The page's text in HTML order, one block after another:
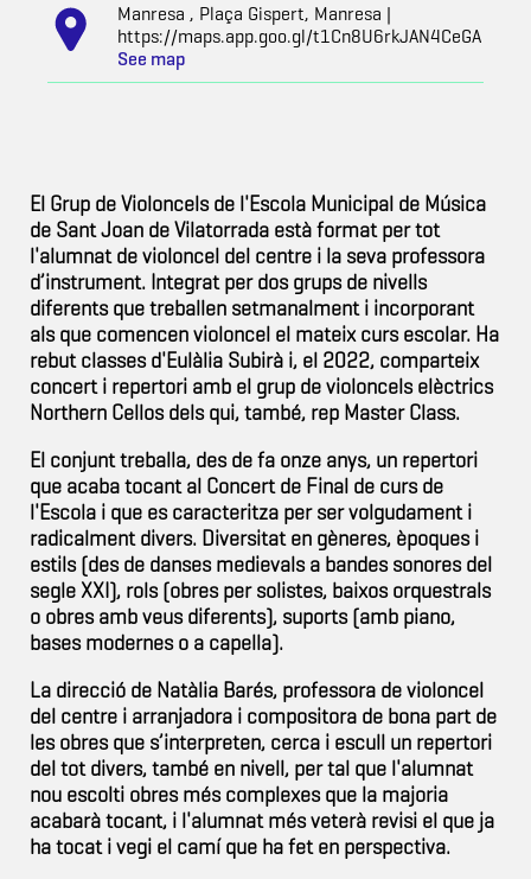
Manresa , Plaça Gispert, Manresa |
https://maps.app.goo.gl/t1Cn8U6rkJAN4CeGA
See map
El Grup de Violoncels de l'Escola Municipal de Música
de Sant Joan de Vilatorrada està format per tot
l'alumnat de violoncel del centre i la seva professora
d’instrument. Integrat per dos grups de nivells
diferents que treballen setmanalment i incorporant
als que comencen violoncel el mateix curs escolar. Ha
rebut classes d'Eulàlia Subirà i, el 2022, comparteix
concert i repertori amb el grup de violoncels elèctrics
Northern Cellos dels qui, també, rep Master Class.
El conjunt treballa, des de fa onze anys, un repertori
que acaba tocant al Concert de Final de curs de
l'Escola i que es caracteritza per ser volgudament i
radicalment divers. Diversitat en gèneres, èpoques i
estils (des de danses medievals a bandes sonores del
segle XXI), rols (obres per solistes, baixos orquestrals
o obres amb veus diferents), suports (amb piano,
bases modernes o a capella).
La direcció de Natàlia Barés, professora de violoncel
del centre i arranjadora i compositora de bona part de
les obres que s’interpreten, cerca i escull un repertori
del tot divers, també en nivell, per tal que l'alumnat
nou escolti obres més complexes que la majoria
acabarà tocant, i l'alumnat més veterà revisi el que ja
ha tocat i vegi el camí que ha fet en perspectiva.